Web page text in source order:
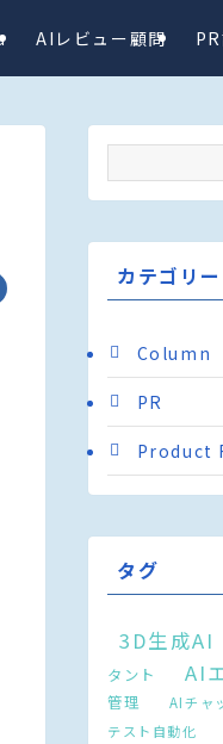
AIレビュー顧問
カテゴリー
Column
PR
Product
タグ
3D生成AI
タント
AI
管理
AIチャ
テスト自動化